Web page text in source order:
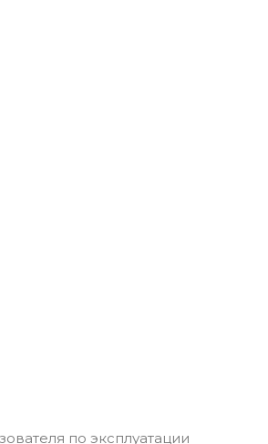
по эксплуатации